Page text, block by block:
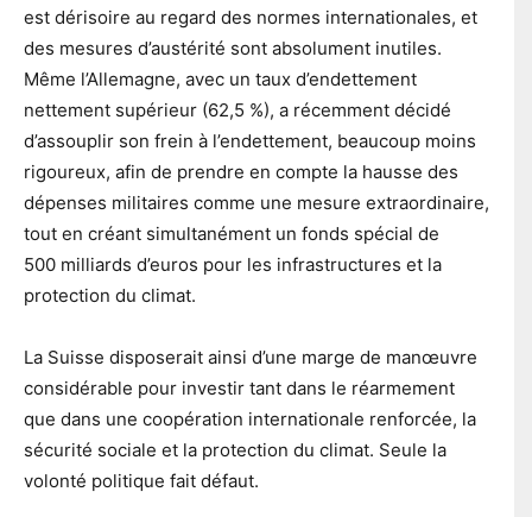
est dérisoire au regard des normes internationales, et
des mesures d’austérité sont absolument inutiles.
Même l’Allemagne, avec un taux d’endettement
nettement supérieur (62,5 %), a récemment décidé
d’assouplir son frein à l’endettement, beaucoup moins
rigoureux, afin de prendre en compte la hausse des
dépenses militaires comme une mesure extraordinaire,
tout en créant simultanément un fonds spécial de
500 milliards d’euros pour les infrastructures et la
protection du climat.
La Suisse disposerait ainsi d’une marge de manœuvre
considérable pour investir tant dans le réarmement
que dans une coopération internationale renforcée, la
sécurité sociale et la protection du climat. Seule la
volonté politique fait défaut.